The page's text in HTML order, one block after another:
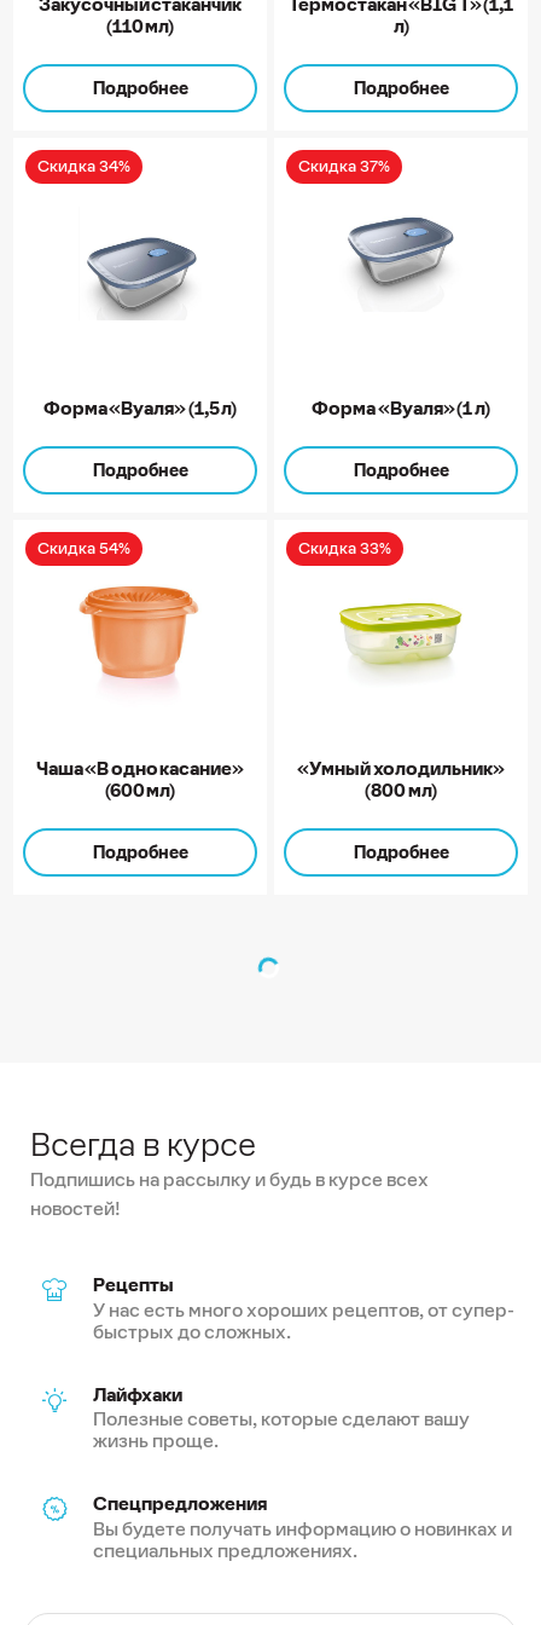
(110 мл)
Подробнее
л)
Подробнее
Скидка 34%
Форма «Вуаля» (1,5 л)
Подробнее
Скидка 37%
Форма «Вуаля» (1 л)
Подробнее
Скидка 54%
Чаша «В одно касание»
(600 мл)
Подробнее
Скидка 33%
«Умный холодильник»
(800 мл)
Подробнее
Всегда в курсе
Подпишись на рассылку и будь в курсе всех
новостей!
Рецепты
У нас есть много хороших рецептов, от супер-
быстрых до сложных.
Лайфхаки
Полезные советы, которые сделают вашу
жизнь проще.
Спецпредложения
Вы будете получать информацию о новинках и
специальных предложениях.